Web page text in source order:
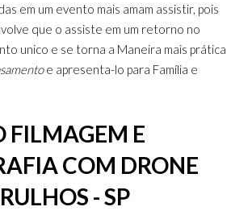
em um evento mais amam assistir, pois
que o assiste em um retorno no
unico e se torna a Maneira mais prática
e apresenta-lo para Família e
FILMAGEM E
COM DRONE
- SP